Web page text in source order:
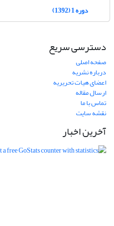
دوره 1 (1392)
دسترسی سریع
صفحه اصلی
درباره نشریه
اعضای هیات تحریریه
ارسال مقاله
تماس با ما
نقشه سایت
آخرین اخبار